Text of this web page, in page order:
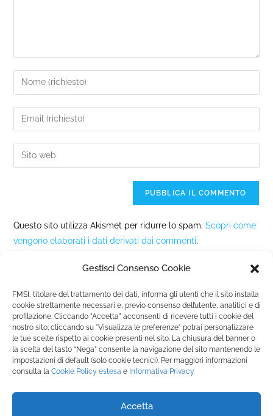
Gestisci Consenso Cookie
FMSI, titolare del trattamento dei dati, informa gli utenti che il sito installa
cookie strettamente necessari e, previo consenso dell’utente, analitici e di
profilazione. Cliccando "Accetta” acconsenti di ricevere tutti i cookie del
nostro sito; cliccando su "Visualizza le preferenze" potrai personalizzare
le tue scelte rispetto ai cookie presenti nel sito. La chiusura del banner o
la scelta del tasto “Nega” consente la navigazione del sito mantenendo le
impostazioni di default (solo cookie tecnici). Per maggiori informazioni
consulta la Cookie Policy estesa e Informativa Privacy
Accetta
Questo sito utilizza Akismet per ridurre lo spam.Scopri come
vengono elaborati i dati derivati dai commenti.
Fondazione Marista per la Solidarietà Internazionale ETS
P.le M. Champagnat, 2 00144 Roma, Italia
Tel.: +39 06 54 5171 | Fax: +39 06 54 517 500